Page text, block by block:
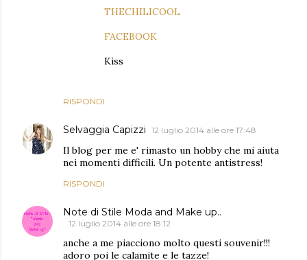
RISPONDI
THECHILICOOL
FACEBOOK
Kiss
Selvaggia Capizzi 12 luglio 2014 alle ore 17:48
Il blog per me e' rimasto un hobby che mi aiuta
nei momenti difficili. Un potente antistress!
RISPONDI
Note di Stile Moda and Make up..
12 luglio 2014 alle ore 18:12
anche a me piacciono molto questi souvenir!!!
adoro poi le calamite e le tazze!